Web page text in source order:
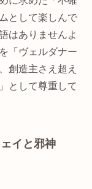
として楽しんで
はありませんよ
「ヴェルダナー
創造主さえ超え
として尊重して
イと邪神